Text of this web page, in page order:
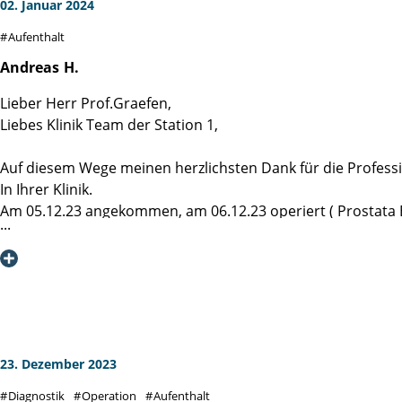
02. Januar 2024
Aufenthalt
Andreas H.
Lieber Herr Prof.Graefen,
Liebes Klinik Team der Station 1,
Auf diesem Wege meinen herzlichsten Dank für die
In Ihrer Klinik.
Am 05.12.23 angekommen, am 06.12.23 operiert (
und am 12.12.23 endlassen, mit perfektem Ausgang… was
Hier steht nicht nur die Arbeit an erster Stelle, sondern
„Gesundheit ist nicht alles, aber ohne Gesundheit ist alles
23. Dezember 2023
Diagnostik Operation Aufenthalt